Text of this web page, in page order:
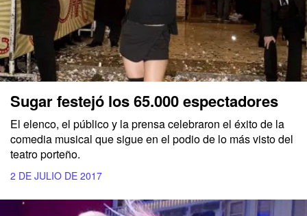
Sugar festejó los 65.000 espectadores
El elenco, el público y la prensa celebraron el éxito de la
comedia musical que sigue en el podio de lo más visto del
teatro porteño.
2 DE JULIO DE 2017